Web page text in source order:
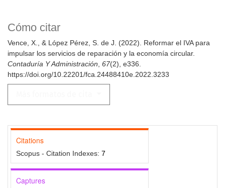
Cómo citar
Vence, X., & López Pérez, S. de J. (2022). Reformar el IVA para
impulsar los servicios de reparación y la economía circular.
Contaduría Y Administración 67(2), e336.
https://doi.org/10.22201/fca.24488410e.2022.3233
Citations
Scopus - Citation Indexes: 7
Captures